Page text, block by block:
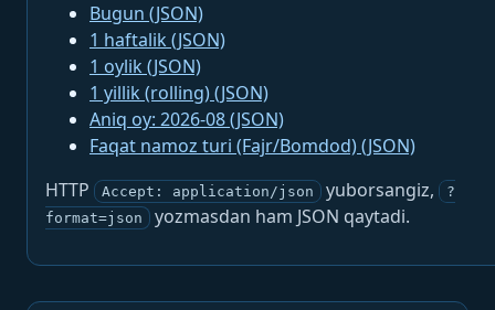
Bugun (JSON)
1 haftalik (JSON)
1 oylik (JSON)
1 yillik (rolling) (JSON)
Aniq oy: 2026-08 (JSON)
Faqat namoz turi (Fajr/Bomdod) (JSON)
HTTP
Accept: application/json yuborsangiz,
?
format=json
yozmasdan ham JSON qaytadi.